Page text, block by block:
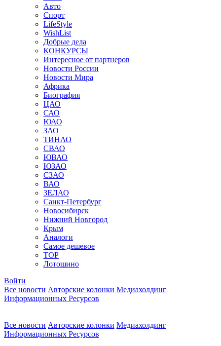
Авто
Спорт
LifeStyle
WishList
Добрые дела
КОНКУРСЫ
Интересное от партнеров
Новости России
Новости Мира
Африка
Биография
ЦАО
САО
ЮАО
ЗАО
ТИНАО
СВАО
ЮВАО
ЮЗАО
СЗАО
ВАО
ЗЕЛАО
Санкт-Петербург
Новосибирск
Нижний Новгород
Крым
Аналоги
Самое дешевое
TOP
Лотошино
Войти
Все новости Авторские колонки Медиахолдинг
Информационных Ресурсов
Все новости Авторские колонки Медиахолдинг
Информационных Ресурсов